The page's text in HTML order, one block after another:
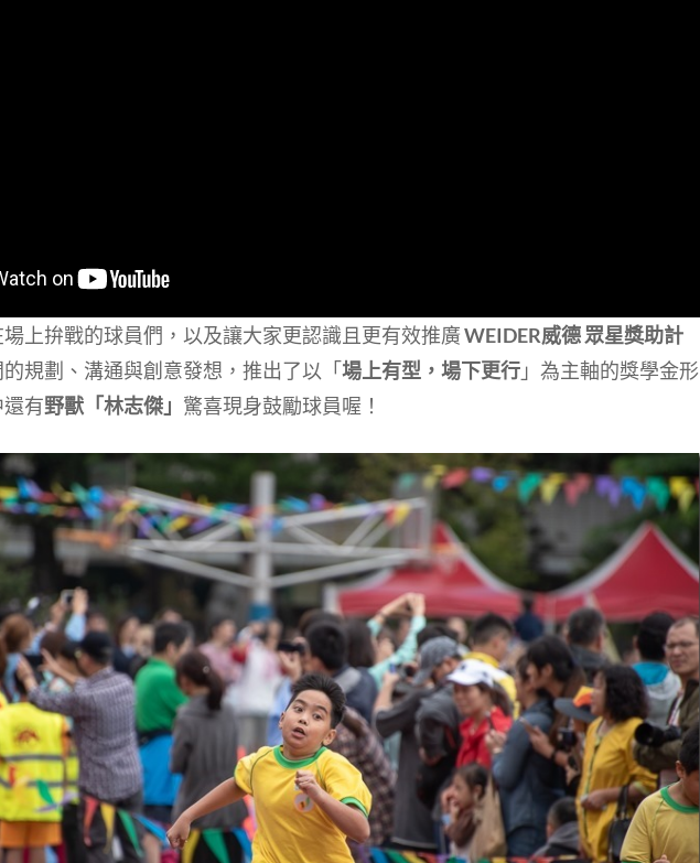
上拚戰的球員們，以及讓大家更認識且更有效推廣WEIDER威德 眾星獎助計
的規劃、溝通與創意發想，推出了以「場上有型，場下更行 」為主軸的獎學金形
有野獸「林志傑」 驚喜現身鼓勵球員喔！